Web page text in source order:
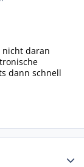
nicht daran
dann schnell